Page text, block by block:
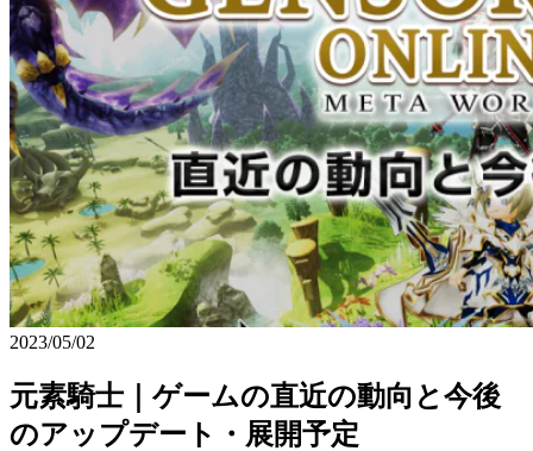
2023/05/02
元素騎士｜ゲームの直近の動向と今後
のアップデート・展開予定